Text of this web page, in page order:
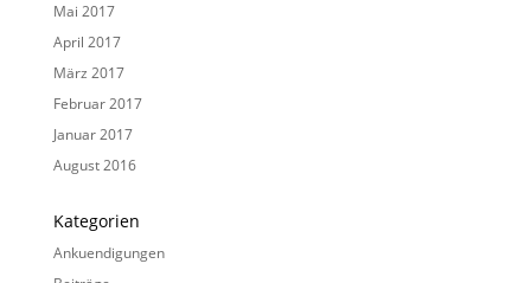
Mai 2017
April 2017
März 2017
Februar 2017
Januar 2017
August 2016
Kategorien
Ankuendigungen